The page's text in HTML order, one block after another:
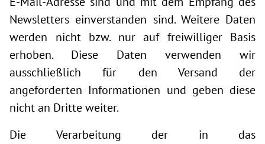
Newsletters einverstanden sind. Weitere Daten
werden nicht bzw. nur auf freiwilliger Basis
erhoben. Diese Daten verwenden wir
ausschließlich für den Versand der
angeforderten Informationen und geben diese
nicht an Dritte weiter.
Die Verarbeitung der in das